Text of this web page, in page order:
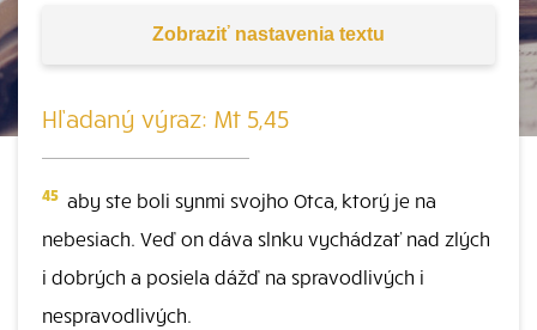
Zobraziť nastavenia textu
Hľadaný výraz: Mt 5,45
45 aby ste boli synmi svojho Otca, ktorý je na
nebesiach. Veď on dáva slnku vychádzať nad zlých
i dobrých a posiela dážď na spravodlivých i
nespravodlivých.